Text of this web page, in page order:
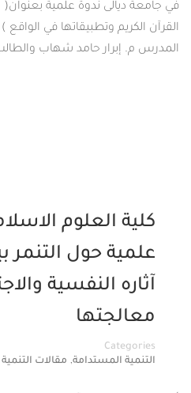
ندوة علمية بعنوان( أبعاد التنمية
وتطبيقاتها في الواقع ) حاضر في
حامد شهاب والطالب علي صادق
العلوم الاسلامية تقيم
حول التنمر بين
النفسية
,مقالات التنمية المستدامة